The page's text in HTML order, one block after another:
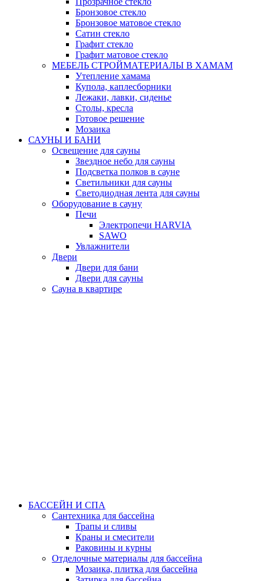
Бронзовое стекло
Бронзовое матовое стекло
Сатин стекло
Графит стекло
Графит матовое стекло
МЕБЕЛЬ СТРОЙМАТЕРИАЛЫ В ХАМАМ
Утепление хамама
Купола, каплесборники
Лежаки, лавки, сиденье
Столы, кресла
Готовое решение
Мозаика
САУНЫ И БАНИ
Освещение для сауны
Звездное небо для сауны
Подсветка полков в сауне
Светильники для сауны
Светодиодная лента для сауны
Оборудование в сауну
Печи
Электропечи HARVIA
SAWO
Увлажнители
Двери
Двери для бани
Двери для сауны
Сауна в квартире
БАССЕЙН И СПА
Сантехника для бассейна
Трапы и сливы
Краны и смесители
Раковины и курны
Отделочные материалы для бассейна
Мозаика, плитка для бассейна